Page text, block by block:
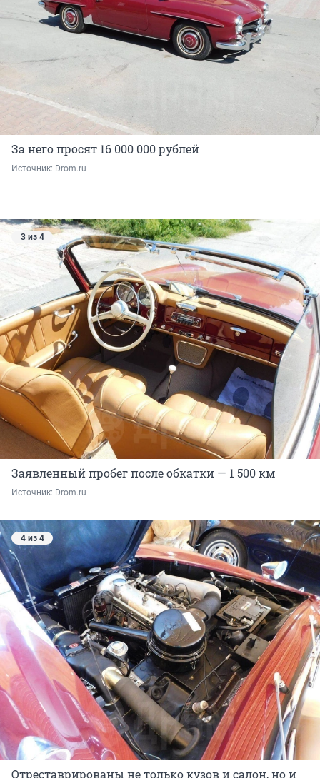
За него просят 16 000 000 рублей
Источник: Drom.ru
3 из 4
Заявленный пробег после обкатки — 1 500 км
Источник: Drom.ru
4 из 4
Отреставрированы не только кузов и салон, но и